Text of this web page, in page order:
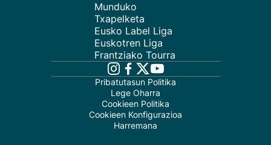
Munduko
Txapelketa
Eusko Label Liga
Euskotren Liga
Frantziako Tourra
Pribatutasun Politika
Lege Oharra
Cookieen Politika
Cookieen Konfigurazioa
Harremana